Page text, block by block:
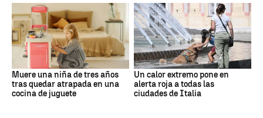
Muere una niña de tres años
tras quedar atrapada en una
cocina de juguete
Un calor extremo pone en
alerta roja a todas las
ciudades de Italia